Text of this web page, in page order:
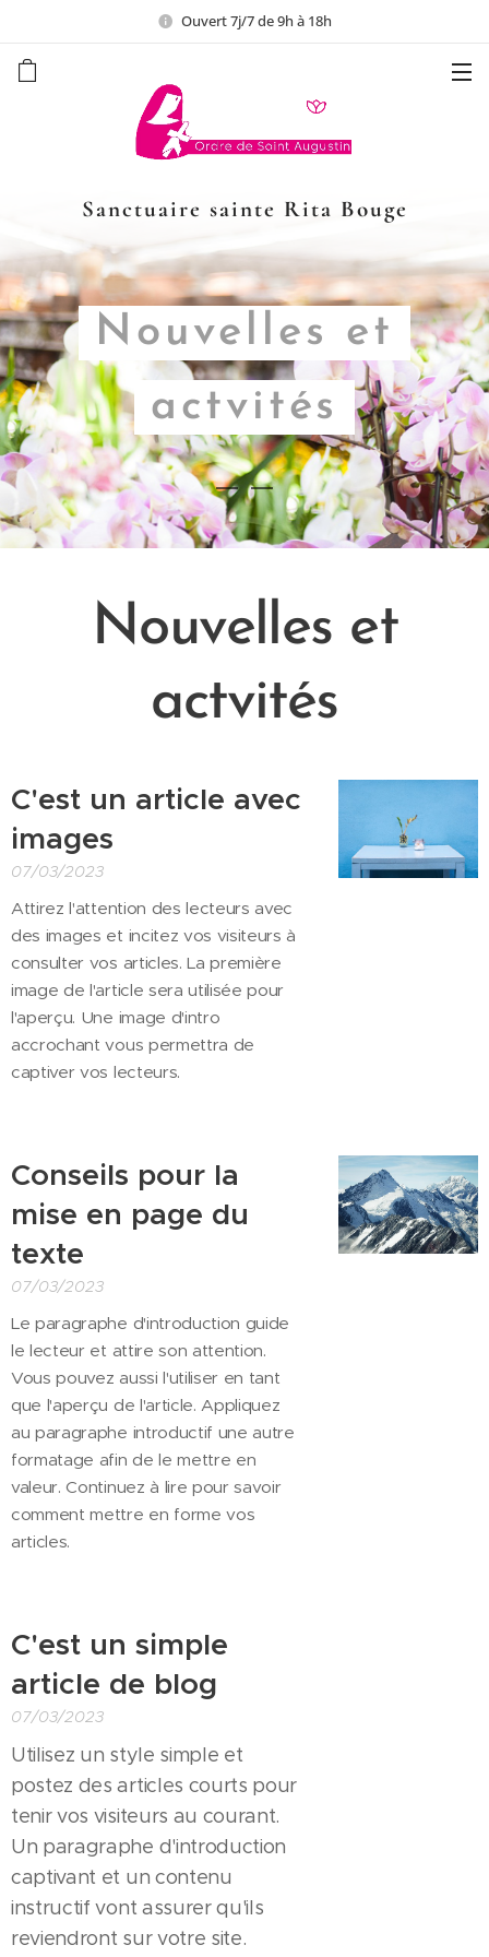
Ouvert 7j/7 de 9h à 18h
Sanctuaire sainte Rita Bouge
Nouvelles et
actvités
Nouvelles et
actvités
C'est un article avec
images
07/03/2023
Attirez l'attention des lecteurs avec
des images et incitez vos visiteurs à
consulter vos articles. La première
image de l'article sera utilisée pour
l'aperçu. Une image d'intro
accrochant vous permettra de
captiver vos lecteurs.
Conseils pour la
mise en page du
texte
07/03/2023
Le paragraphe d'introduction guide
le lecteur et attire son attention.
Vous pouvez aussi l'utiliser en tant
que l'aperçu de l'article. Appliquez
au paragraphe introductif une autre
formatage afin de le mettre en
valeur. Continuez à lire pour savoir
comment mettre en forme vos
articles.
C'est un simple
article de blog
07/03/2023
Utilisez un style simple et
postez des articles courts pour
tenir vos visiteurs au courant.
Un paragraphe d'introduction
captivant et un contenu
instructif vont assurer qu'ils
reviendront sur votre site.